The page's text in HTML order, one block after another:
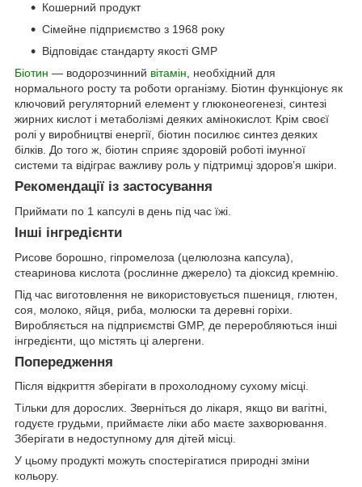
Кошерний продукт
Сімейне підприємство з 1968 року
Відповідає стандарту якості GMP
Біотин — водорозчинний вітамін , необхідний для
нормального росту та роботи організму. Біотин функціонує як
ключовий регуляторний елемент у глюконеогенезі, синтезі
жирних кислот і метаболізмі деяких амінокислот. Крім своєї
ролі у виробництві енергії, біотин посилює синтез деяких
білків. До того ж, біотин сприяє здоровій роботі імунної
системи та відіграє важливу роль у підтримці здоров’я шкіри.
Рекомендації із застосування
Приймати по 1 капсулі в день під час їжі.
Інші інгредієнти
Рисове борошно, гіпромелоза (целюлозна капсула),
стеаринова кислота (рослинне джерело) та діоксид кремнію.
Під час виготовлення не використовується пшениця, глютен,
соя, молоко, яйця, риба, молюски та деревні горіхи.
Виробляється на підприємстві GMP, де переробляються інші
інгредієнти, що містять ці алергени.
Попередження
Після відкриття зберігати в прохолодному сухому місці.
Тільки для дорослих. Зверніться до лікаря, якщо ви вагітні,
годуєте грудьми, приймаєте ліки або маєте захворювання.
Зберігати в недоступному для дітей місці.
У цьому продукті можуть спостерігатися природні зміни
кольору.